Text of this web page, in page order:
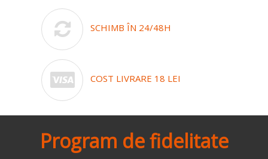
SCHIMB ÎN 24/48H
COST LIVRARE 18 LEI
Program de fidelitate